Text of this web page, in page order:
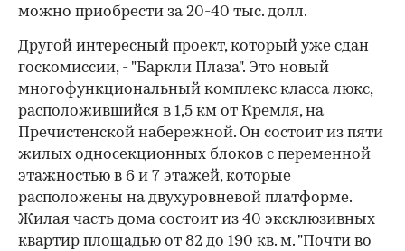
можно приобрести за 20-40 тыс. долл.
Другой интересный проект, который уже сдан
госкомиссии, - "Баркли Плаза". Это новый
многофункциональный комплекс класса люкс,
расположившийся в 1,5 км от Кремля, на
Пречистенской набережной. Он состоит из пяти
жилых односекционных блоков с переменной
этажностью в 6 и 7 этажей, которые
расположены на двухуровневой платформе.
Жилая часть дома состоит из 40 эксклюзивных
квартир площадью от 82 до 190 кв. м. "Почти во